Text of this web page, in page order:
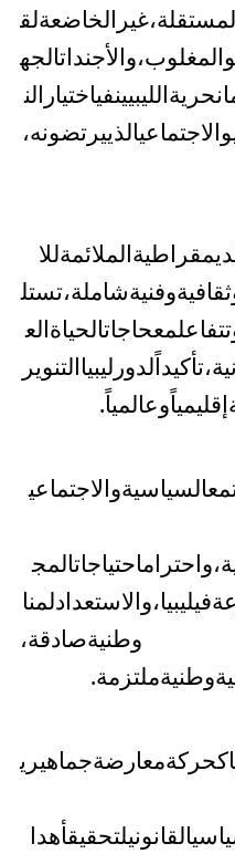
غير الخاضعةلق
والمغلوب،والأجنداتالجه
حريةالليبيينفياختيار الن
والاجتماعيالذييرتضونه،
الملائمةللا
وفنيةشاملة،تستل
معحاجاتالحياةالع
تأكيداًلدور ليبياالتنوير
إقليمياًوعالمياً.
السياسيةوالاجتماعي
واحتراماحتياجاتالمج
فيليبيا،والاستعدادلمنا
وطنيةصادقة،
وطنيةملتزمة.
كحركةمعارضةجماهيري
القانونيلتحقيقأهدا